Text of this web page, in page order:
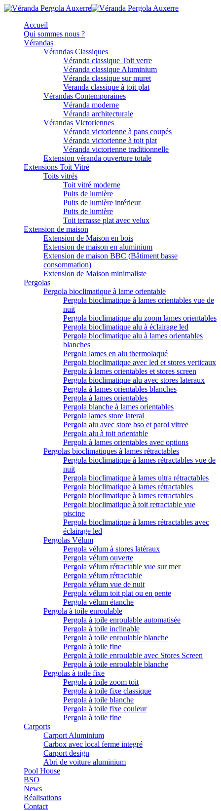
Accueil
Qui sommes nous ?
Vérandas
Vérandas Classiques
Véranda classique Toit verre
Véranda classique Aluminium
Véranda classique sur muret
Veranda classique à toit plat
Vérandas Contemporaines
Véranda moderne
Véranda architecturale
Vérandas Victoriennes
Véranda victorienne à pans coupés
Véranda victorienne à toit plat
Véranda victorienne traditionnelle
Extension véranda ouverture totale
Extensions Toit Vitré
Toits vitrés
Toit vitré moderne
Puits de lumière
Puits de lumière intérieur
Puits de lumière
Toit terrasse plat avec velux
Extension de maison
Extension de Maison en bois
Extension de maison en aluminium
Extension de maison BBC (Bâtiment basse
consommation)
Extension de Maison minimaliste
Pergolas
Pergola bioclimatique à lame orientable
Pergola bioclimatique à lames orientables vue de
nuit
Pergola bioclimatique alu zoom lames orientables
Pergola bioclimatique alu à éclairage led
Pergola bioclimatique alu à lames orientables
blanches
Pergola lames en alu thermolaqué
Pergola bioclimatique avec led et stores verticaux
Pergola à lames orientables et stores screen
Pergola bioclimatique alu avec stores lateraux
Pergola à lames orientables blanches
Pergola à lames orientables
Pergola blanche à lames orientables
Pergola lames store lateral
Pergola alu avec store bso et paroi vitree
Pergola alu à toit orientable
Pergola à lames orientables avec options
Pergolas bioclimatiques à lames rétractables
Pergola bioclimatique à lames rétractables vue de
nuit
Pergola bioclimatique à lames ultra rétractables
Pergola bioclimatique à lames rétractables
Pergola bioclimatique à lames retractables
Pergola bioclimatique à toit retractable vue
piscine
Pergola bioclimatique à lames rétractables avec
éclairage led
Pergolas Vélum
Pergola vélum à stores latéraux
Pergola vélum ouverte
Pergola vélum rétractable vue sur mer
Pergola vélum rétractable
Pergola vélum vue de nuit
Pergola vélum toit plat ou en pente
Pergola vélum étanche
Pergola à toile enroulable
Pergola à toile enroulable automatisée
Pergola à toile inclinable
Pergola à toile enroulable blanche
Pergola à toile fine
Pergola à toile enroulable avec Stores Screen
Pergola à toile enroulable blanche
Pergolas à toile fixe
Pergola à toile zoom toit
Pergola à toile fixe classique
Pergola à toile blanche
Pergola à toile fixe couleur
Pergola à toile fine
Carports
Carport Aluminium
Carbox avec local ferme integré
Carport design
Abri de voiture aluminium
Pool House
BSO
News
Réalisations
Contact